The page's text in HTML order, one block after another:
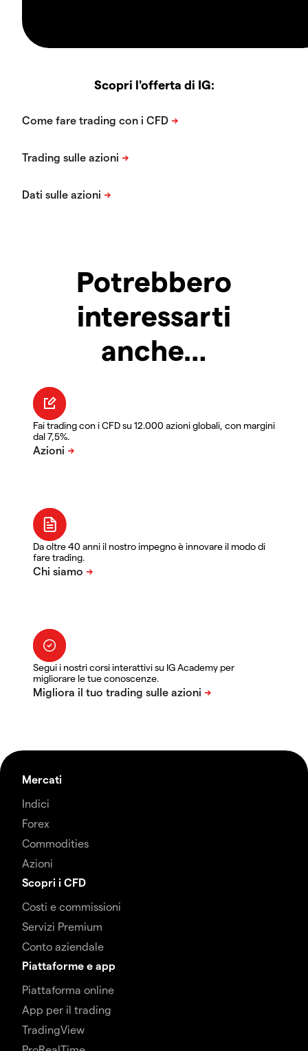
Scopri l'offerta di IG:
Potrebbero
interessarti
anche…
Fai trading con i CFD su 12.000 azioni globali, con margini
dal 7,5%.
Da oltre 40 anni il nostro impegno è innovare il modo di
fare trading.
Segui i nostri corsi interattivi su IG Academy per
migliorare le tue conoscenze.
Mercati
Indici
Forex
Commodities
Azioni
Scopri i CFD
Costi e commissioni
Servizi Premium
Conto aziendale
Piattaforme e app
Piattaforma online
App per il trading
TradingView